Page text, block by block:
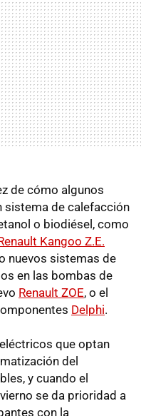
de cómo algunos
sistema de calefacción
o biodiésel, como
Kangoo Z.E.
nuevos sistemas de
en las bombas de
Renault ZOE, o el
Delphi.
que optan
del
y cuando el
se da prioridad a
con la